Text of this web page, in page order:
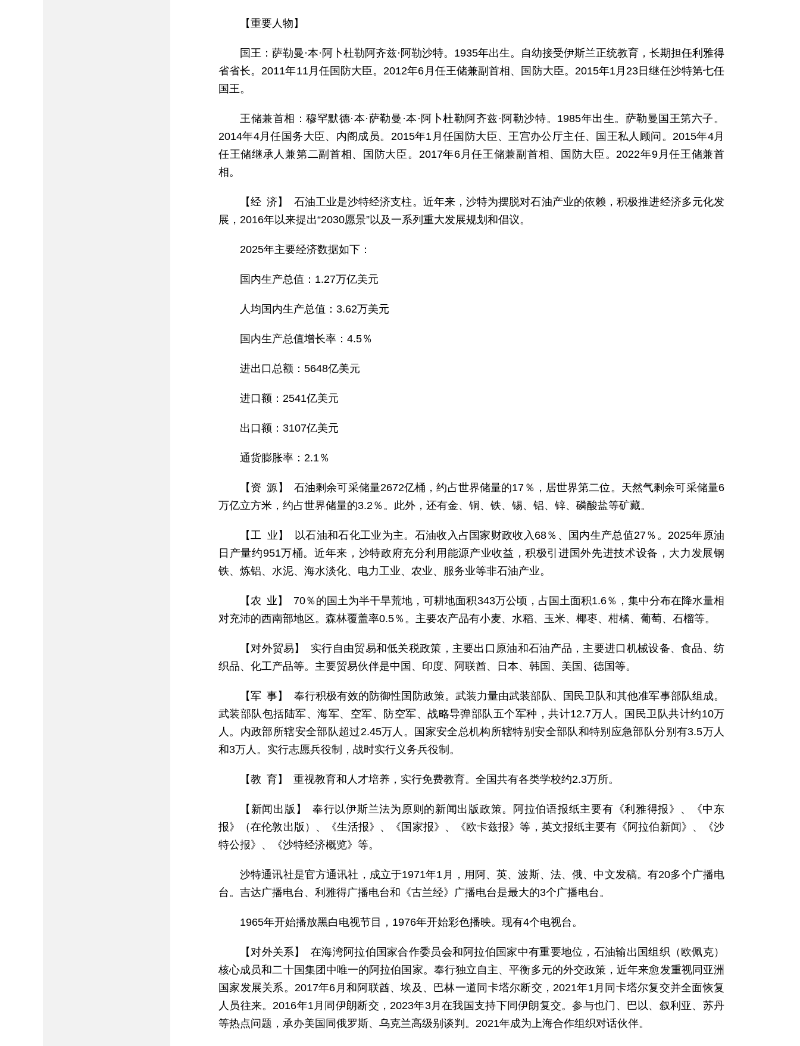
【重要人物】
国王：萨勒曼·本·阿卜杜勒阿齐兹·阿勒沙特。1935年出生。自幼接受伊斯兰正统教育，长期担任利雅得
省省长。2011年11月任国防大臣。2012年6月任王储兼副首相、国防大臣。2015年1月23日继任沙特第七任
国王。
王储兼首相：穆罕默德·本·萨勒曼·本·阿卜杜勒阿齐兹·阿勒沙特。1985年出生。萨勒曼国王第六子。
2014年4月任国务大臣、内阁成员。2015年1月任国防大臣、王宫办公厅主任、国王私人顾问。2015年4月
任王储继承人兼第二副首相、国防大臣。2017年6月任王储兼副首相、国防大臣。2022年9月任王储兼首
相。
【经 济】 石油工业是沙特经济支柱。近年来，沙特为摆脱对石油产业的依赖，积极推进经济多元化发
展，2016年以来提出“2030愿景”以及一系列重大发展规划和倡议。
2025年主要经济数据如下：
国内生产总值：1.27万亿美元
人均国内生产总值：3.62万美元
国内生产总值增长率：4.5％
进出口总额：5648亿美元
进口额：2541亿美元
出口额：3107亿美元
通货膨胀率：2.1％
【资 源】 石油剩余可采储量2672亿桶，约占世界储量的17％，居世界第二位。天然气剩余可采储量6
万亿立方米，约占世界储量的3.2％。此外，还有金、铜、铁、锡、铝、锌、磷酸盐等矿藏。
【工 业】 以石油和石化工业为主。石油收入占国家财政收入68％、国内生产总值27％。2025年原油
日产量约951万桶。近年来，沙特政府充分利用能源产业收益，积极引进国外先进技术设备，大力发展钢
铁、炼铝、水泥、海水淡化、电力工业、农业、服务业等非石油产业。
【农 业】 70％的国土为半干旱荒地，可耕地面积343万公顷，占国土面积1.6％，集中分布在降水量相
对充沛的西南部地区。森林覆盖率0.5％。主要农产品有小麦、水稻、玉米、椰枣、柑橘、葡萄、石榴等。
【对外贸易】 实行自由贸易和低关税政策，主要出口原油和石油产品，主要进口机械设备、食品、纺
织品、化工产品等。主要贸易伙伴是中国、印度、阿联酋、日本、韩国、美国、德国等。
【军 事】 奉行积极有效的防御性国防政策。武装力量由武装部队、国民卫队和其他准军事部队组成。
武装部队包括陆军、海军、空军、防空军、战略导弹部队五个军种，共计12.7万人。国民卫队共计约10万
人。内政部所辖安全部队超过2.45万人。国家安全总机构所辖特别安全部队和特别应急部队分别有3.5万人
和3万人。实行志愿兵役制，战时实行义务兵役制。
【教 育】 重视教育和人才培养，实行免费教育。全国共有各类学校约2.3万所。
【新闻出版】 奉行以伊斯兰法为原则的新闻出版政策。阿拉伯语报纸主要有《利雅得报》、《中东
报》（在伦敦出版）、《生活报》、《国家报》、《欧卡兹报》等，英文报纸主要有《阿拉伯新闻》、《沙
特公报》、《沙特经济概览》等。
沙特通讯社是官方通讯社，成立于1971年1月，用阿、英、波斯、法、俄、中文发稿。有20多个广播电
台。吉达广播电台、利雅得广播电台和《古兰经》广播电台是最大的3个广播电台。
1965年开始播放黑白电视节目，1976年开始彩色播映。现有4个电视台。
【对外关系】 在海湾阿拉伯国家合作委员会和阿拉伯国家中有重要地位，石油输出国组织（欧佩克）
核心成员和二十国集团中唯一的阿拉伯国家。奉行独立自主、平衡多元的外交政策，近年来愈发重视同亚洲
国家发展关系。2017年6月和阿联酋、埃及、巴林一道同卡塔尔断交，2021年1月同卡塔尔复交并全面恢复
人员往来。2016年1月同伊朗断交，2023年3月在我国支持下同伊朗复交。参与也门、巴以、叙利亚、苏丹
等热点问题，承办美国同俄罗斯、乌克兰高级别谈判。2021年成为上海合作组织对话伙伴。